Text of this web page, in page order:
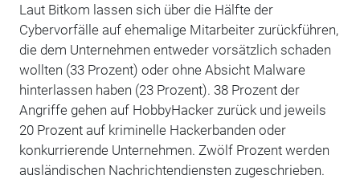
Laut Bitkom lassen sich über die Hälfte der
Cybervorfälle auf ehemalige Mitarbeiter zurückführen,
die dem Unternehmen entweder vorsätzlich schaden
wollten (33 Prozent) oder ohne Absicht Malware
hinterlassen haben (23 Prozent). 38 Prozent der
Angriffe gehen auf HobbyHacker zurück und jeweils
20 Prozent auf kriminelle Hackerbanden oder
konkurrierende Unternehmen. Zwölf Prozent werden
ausländischen Nachrichtendiensten zugeschrieben.